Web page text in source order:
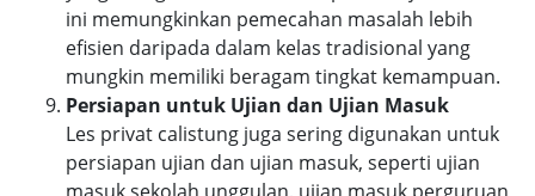
ini memungkinkan pemecahan masalah lebih
efisien daripada dalam kelas tradisional yang
mungkin memiliki beragam tingkat kemampuan.
Persiapan untuk Ujian dan Ujian Masuk
Les privat calistung juga sering digunakan untuk
persiapan ujian dan ujian masuk, seperti ujian